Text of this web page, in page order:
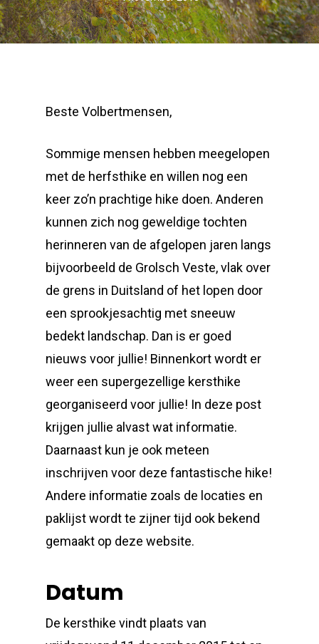
Beste Volbertmensen,
Sommige mensen hebben meegelopen
met de herfsthike en willen nog een
keer zo’n prachtige hike doen. Anderen
kunnen zich nog geweldige tochten
herinneren van de afgelopen jaren langs
bijvoorbeeld de Grolsch Veste, vlak over
de grens in Duitsland of het lopen door
een sprookjesachtig met sneeuw
bedekt landschap. Dan is er goed
nieuws voor jullie! Binnenkort wordt er
weer een supergezellige kersthike
georganiseerd voor jullie! In deze post
krijgen jullie alvast wat informatie.
Daarnaast kun je ook meteen
inschrijven voor deze fantastische hike!
Andere informatie zoals de locaties en
paklijst wordt te zijner tijd ook bekend
gemaakt op deze website.
Datum
De kersthike vindt plaats van